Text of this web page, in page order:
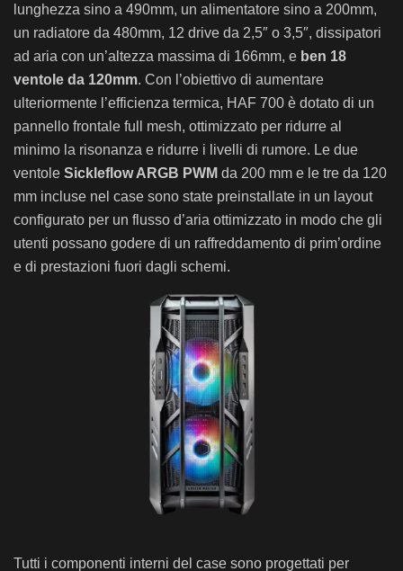
lunghezza sino a 490mm, un alimentatore sino a 200mm,
un radiatore da 480mm, 12 drive da 2,5″ o 3,5″, dissipatori
ad aria con un’altezza massima di 166mm, e ben 18
ventole da 120mm. Con l’obiettivo di aumentare
ulteriormente l’efficienza termica, HAF 700 è dotato di un
pannello frontale full mesh, ottimizzato per ridurre al
minimo la risonanza e ridurre i livelli di rumore. Le due
ventole Sickleflow ARGB PWM da 200 mm e le tre da 120
mm incluse nel case sono state preinstallate in un layout
configurato per un flusso d’aria ottimizzato in modo che gli
utenti possano godere di un raffreddamento di prim’ordine
e di prestazioni fuori dagli schemi.
Tutti i componenti interni del case sono progettati per